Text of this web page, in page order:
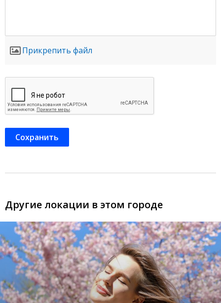
Прикрепить файл
Другие локации в этом городе